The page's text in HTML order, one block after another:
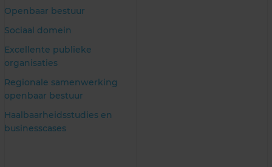
Openbaar bestuur
Sociaal domein
Excellente publieke
organisaties
Regionale samenwerking
openbaar bestuur
Haalbaarheidsstudies en
businesscases